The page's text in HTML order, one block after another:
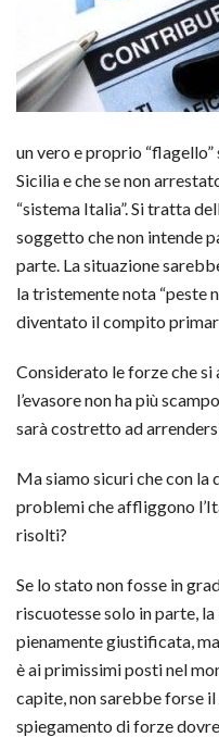
un vero e proprio
Sicilia e che se non
“sistema Italia”. Si tratta
soggetto che non intende
parte. La situazione
la tristemente nota “peste
diventato il compito
Considerato le forze che si
l’evasore non ha più
sarà costretto ad
Ma siamo sicuri che con la
problemi che affliggono
risolti?
Se lo stato non fosse in
riscuotesse solo in parte,
pienamente giustificata,
è ai primissimi posti nel
capite, non sarebbe forse
spiegamento di forze